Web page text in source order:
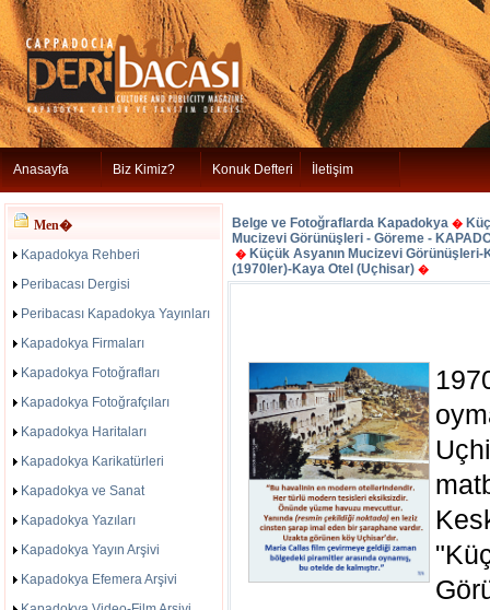
Anasayfa Biz Kimiz? Konuk Defteri İletişim
Men�
Kapadokya Rehberi
Peribacası Dergisi
Peribacası Kapadokya Yayınları
Kapadokya Firmaları
Kapadokya Fotoğrafları
Kapadokya Fotoğrafçıları
Kapadokya Haritaları
Kapadokya Karikatürleri
Kapadokya ve Sanat
Kapadokya Yazıları
Kapadokya Yayın Arşivi
Kapadokya Efemera Arşivi
Belge ve Fotoğraflarda Kapadokya �
Mucizevi Görünüşleri - Göreme -
� Küçük Asyanın Mucizevi Görünüşleri-
(1970ler)-Kaya Otel (Uçhisar) �